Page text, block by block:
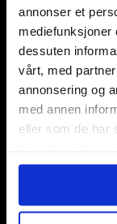
annonser et
mediefunksjoner
dessuten
vårt, med
annonsering og
med annen
eller som de har
Våre
Godteri, mat &
LEGO